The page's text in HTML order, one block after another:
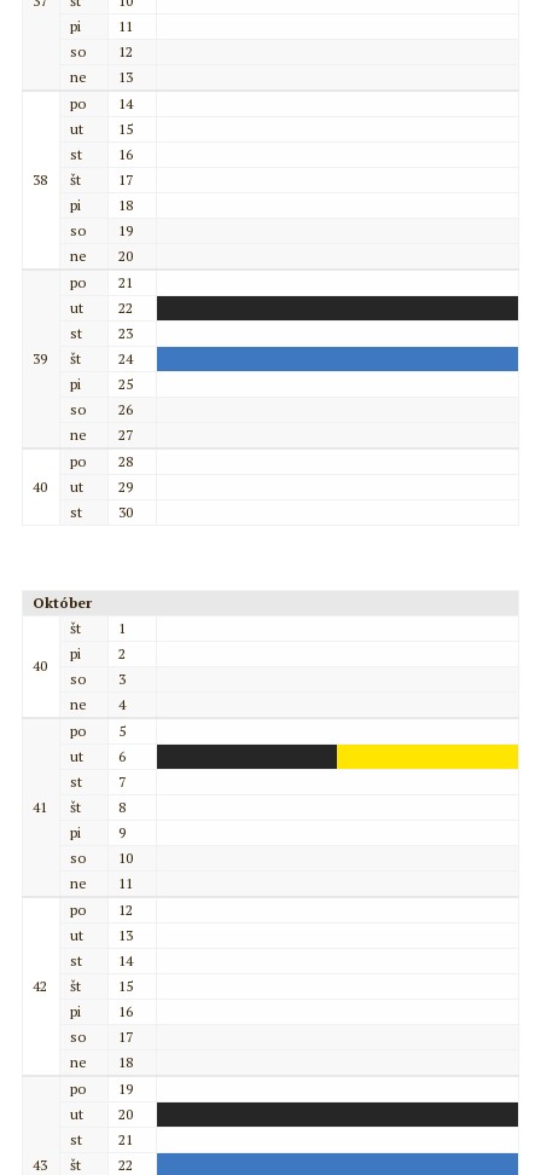
pi
11
so
12
ne
13
38
po
14
ut
15
st
16
št
17
pi
18
so
19
ne
20
39
po
21
ut
22
st
23
št
24
pi
25
so
26
ne
27
40
po
28
ut
29
st
30
Október
40
št
1
pi
2
so
3
ne
4
41
po
5
ut
6
st
7
št
8
pi
9
so
10
ne
11
42
po
12
ut
13
st
14
št
15
pi
16
so
17
ne
18
43
po
19
ut
20
st
21
št
22